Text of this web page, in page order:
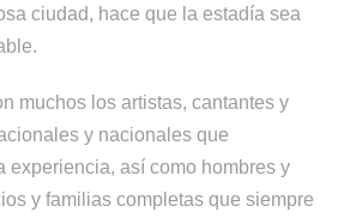
ciudad, hace que la estadía sea
muchos los artistas, cantantes y
y nacionales que
experiencia, así como hombres y
y familias completas que siempre